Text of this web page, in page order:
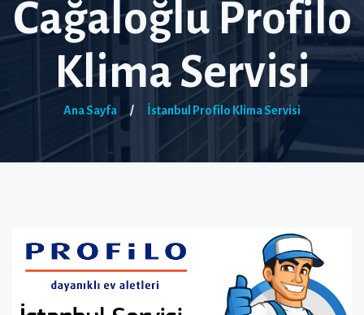
Cağaloğlu Profilo
Klima Servisi
Ana Sayfa / İstanbul Profilo Klima Servisi